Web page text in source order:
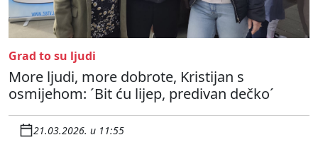
Grad to su ljudi
More ljudi, more dobrote, Kristijan s
osmijehom: ´Bit ću lijep, predivan dečko´
21.03.2026. u 11:55